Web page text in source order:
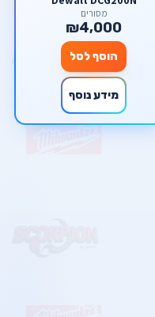
מסורים
₪4,000
הוסף לסל
מידע נוסף